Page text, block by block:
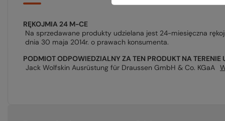
RĘKOJMIA 24 M-CE
Na sprzedawane produkty udzielana jest 24-miesięczna
dnia 30 maja 2014r. o prawach konsumenta.
PODMIOT ODPOWIEDZIALNY ZA TEN PRODUKT NA TERENIE
Jack Wolfskin Ausrüstung für Draussen GmbH & Co. KGaA